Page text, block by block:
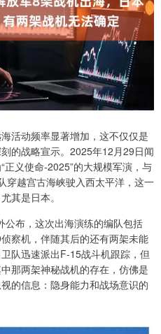
活动频率显著增加，这不仅仅是
的战略宣示。2025年12月29日闻
义使命-2025”的大规模军演，与
穿越宫古海峡驶入西太平洋，这一
其是日本。
公布，这次出海演练的编队包括
察机，伴随其后的还有两架未能
队迅速派出F-15战斗机跟踪，但
那两架神秘战机的存在，仿佛是
的信息：隐身能力和战场意识的